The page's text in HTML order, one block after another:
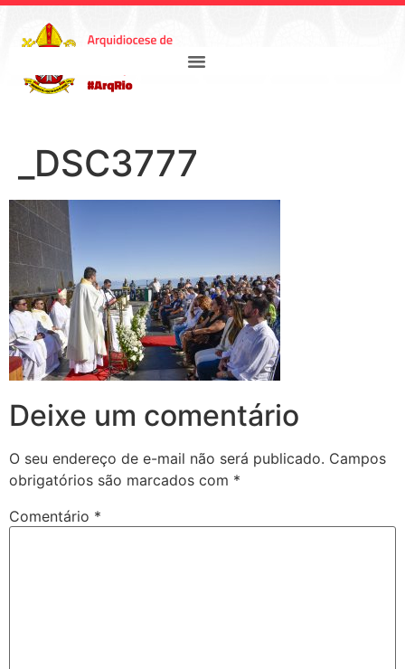
_DSC3777
Deixe um comentário
O seu endereço de e-mail não será publicado. Campos
obrigatórios são marcados com *
Comentário *